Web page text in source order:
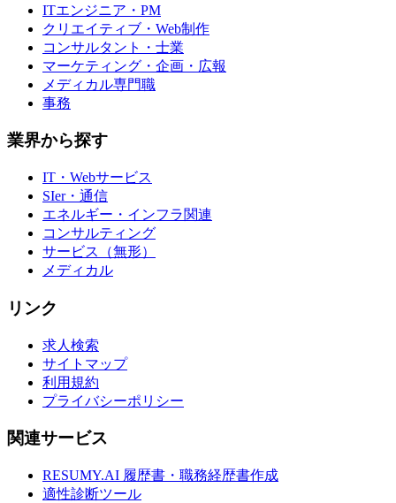
ITエンジニア・PM
クリエイティブ・Web制作
コンサルタント・士業
マーケティング・企画・広報
メディカル専門職
事務
業界から探す
IT・Webサービス
SIer・通信
エネルギー・インフラ関連
コンサルティング
サービス（無形）
メディカル
リンク
求人検索
サイトマップ
利用規約
プライバシーポリシー
関連サービス
RESUMY.AI 履歴書・職務経歴書作成
適性診断ツール